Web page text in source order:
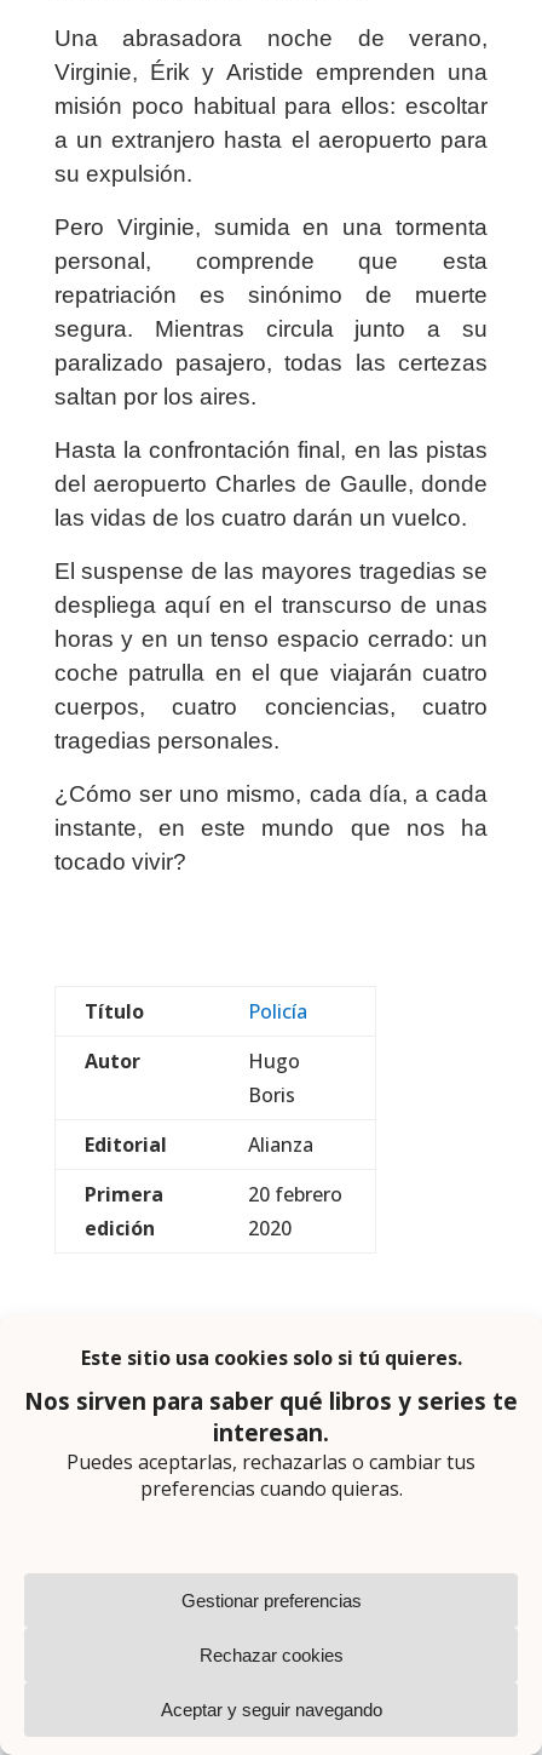
Una abrasadora noche de verano,
Virginie, Érik y Aristide emprenden una
misión poco habitual para ellos: escoltar
a un extranjero hasta el aeropuerto para
su expulsión.
Pero Virginie, sumida en una tormenta
personal, comprende que esta
repatriación es sinónimo de muerte
segura. Mientras circula junto a su
paralizado pasajero, todas las certezas
saltan por los aires.
Hasta la confrontación final, en las pistas
del aeropuerto Charles de Gaulle, donde
las vidas de los cuatro darán un vuelco.
El suspense de las mayores tragedias se
despliega aquí en el transcurso de unas
horas y en un tenso espacio cerrado: un
coche patrulla en el que viajarán cuatro
cuerpos, cuatro conciencias, cuatro
tragedias personales.
¿Cómo ser uno mismo, cada día, a cada
instante, en este mundo que nos ha
tocado vivir?
Título
Policía
Autor
Hugo
Boris
Editorial
Alianza
Primera
edición
20 febrero
2020
Letraherida.
Creo que parte de mi amor a la vida se lo debo a mi
Que ser valiente no salga tan caro, que ser cobarde